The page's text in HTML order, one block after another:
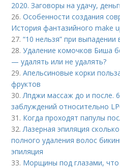
2020. Заговоры на удачу,
26.Особенности создания
История фантазийного make
27.“10 нельзя” при
28.Удаление комочков Биша
— удалять или не удалять?
29.Апельсиновые корки
фруктов
30.Лпджи массаж до и после.
заблуждений относительно
31. Когда проходят папулы
32.Лазерная эпиляция
полного удаления волос
эпиляция
33. Морщины под глазами, что